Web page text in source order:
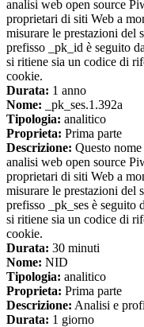
analisi web open source
proprietari di siti Web a
misurare le prestazioni del
prefisso _pk_id è seguito
si ritiene sia un codice di
cookie.
Durata: 1 anno
Nome: _pk_ses.1.392a
Tipologia: analitico
Proprieta: Prima parte
Descrizione: Questo
analisi web open source
proprietari di siti Web a
misurare le prestazioni del
prefisso _pk_ses è seguito
si ritiene sia un codice di
cookie.
Durata: 30 minuti
Nome: NID
Tipologia: analitico
Proprieta: Prima parte
Descrizione: Analisi e
Durata: 1 giorno